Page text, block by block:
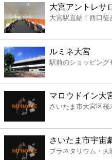
エンタメ
レジャー
書店
ファミレス
ファーストフード
カフェ
大宮アントレサ
大宮駅直結！西口徒
ルミネ大宮
駅前のショッピング
マロウドイン大
さいたま市大宮区桜
さいたま市宇宙
プラネタリウム・大